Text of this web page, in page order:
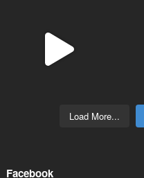
Load More...
Facebook